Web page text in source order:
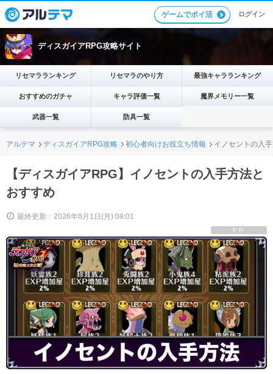
ゲームでポイ活 ログイン
ディスガイアRPG攻略サイト
リセマラランキング リセマラのやり方 最強キャラランキング
おすすめのガチャ キャラ評価一覧 魔界メモリー一覧
武器一覧 防具一覧
アルテマ ディスガイアRPG攻略 初心者向けお役立ち情報 イノセントの入
【ディスガイアRPG】イノセントの入手方法と
おすすめ
最終更新：2026年6月1日(月) 08:01
PR